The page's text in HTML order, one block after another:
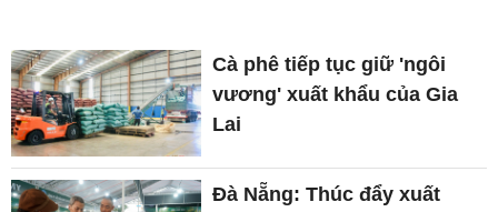
Cà phê tiếp tục giữ 'ngôi
vương' xuất khẩu của Gia
Lai
Đà Nẵng: Thúc đẩy xuất